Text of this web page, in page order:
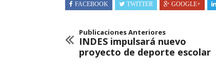
FACEBOOK TWITTER GOOGLE+
Publicaciones Anteriores
INDES impulsará nuevo
proyecto de deporte escolar